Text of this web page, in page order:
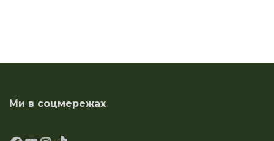
Ми в соцмережах